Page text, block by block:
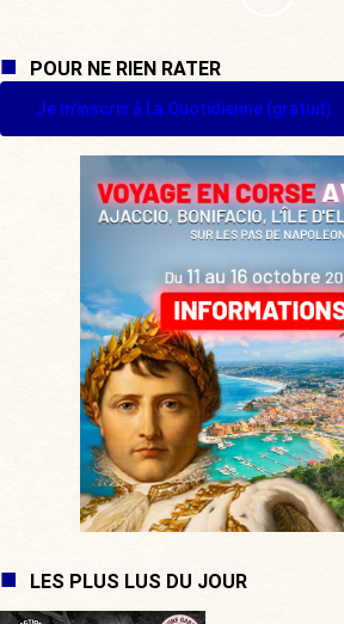
POUR NE RIEN RATER
Je m'inscris à La Quotidienne (gratuit)
LES PLUS LUS DU JOUR